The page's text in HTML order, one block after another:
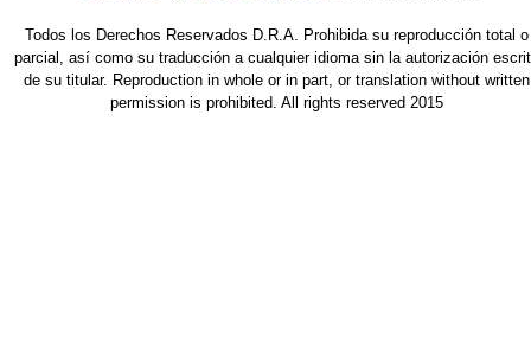
Todos los Derechos Reservados D.R.A. Prohibida su reproducción total o
parcial, así como su traducción a cualquier idioma sin la autorización
de su titular. Reproduction in whole or in part, or translation without written
permission is prohibited. All rights reserved 2015